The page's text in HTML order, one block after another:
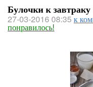
Булочки к завтраку
27-03-2016 08:35 к
понравилось!